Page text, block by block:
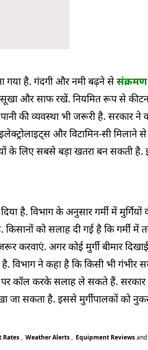
गया है. गंदगी और नमी बढ़ने सेसंक्रमण
सूखा और साफ रखें. नियमित रूप से
की व्यवस्था भी जरूरी है. सरकार ने
और विटामिन-सी मिलाने से
के लिए सबसे बड़ा खतरा बन सकती
है. विभाग के अनुसार गर्मी में मुर्गियों
को सलाह दी गई है कि गर्मी में
करवाएं. अगर कोई मुर्गी बीमार
ने कहा है कि किसी भी गंभीर
कॉल करके सलाह ले सकते हैं. सरकार
जा सकता है. इससे मुर्गीपालकों को
Rates , Weather Alerts , Equipment Reviewsand